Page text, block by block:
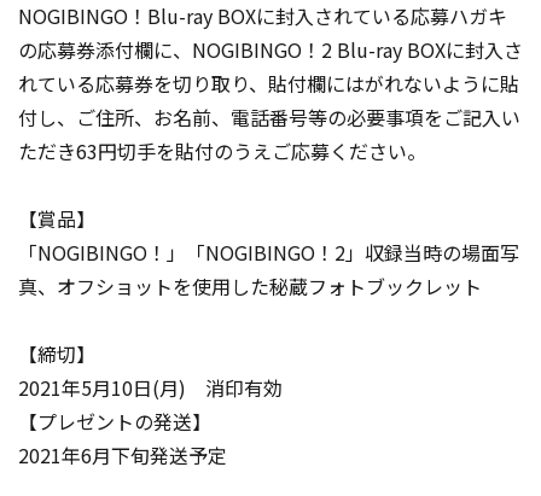
NOGIBINGO！Blu-ray BOXに封入されている応募ハガキ
の応募券添付欄に、NOGIBINGO！2 Blu-ray BOXに封入さ
れている応募券を切り取り、貼付欄にはがれないように貼
付し、ご住所、お名前、電話番号等の必要事項をご記入い
ただき63円切手を貼付のうえご応募ください。
【賞品】
「NOGIBINGO！」「NOGIBINGO！2」収録当時の場面写
真、オフショットを使用した秘蔵フォトブックレット
【締切】
2021年5月10日(月) 消印有効
【プレゼントの発送】
2021年6月下旬発送予定